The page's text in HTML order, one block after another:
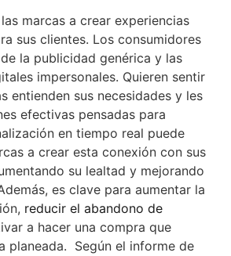
marcas a crear experiencias
sus clientes. Los consumidores
la publicidad genérica y las
impersonales. Quieren sentir
entienden sus necesidades y les
efectivas pensadas para
en tiempo real puede
a crear esta conexión con sus
su lealtad y mejorando
es clave para aumentar la
reducir el abandono de
a hacer una compra que
planeada. Según el informe de